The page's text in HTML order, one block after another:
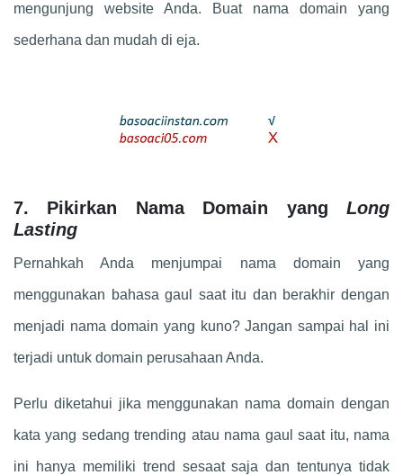
mengunjung website Anda. Buat nama domain yang
sederhana dan mudah di eja.
7. Pikirkan Nama Domain yang Long
Lasting
Pernahkah Anda menjumpai nama domain yang
menggunakan bahasa gaul saat itu dan berakhir dengan
menjadi nama domain yang kuno? Jangan sampai hal ini
terjadi untuk domain perusahaan Anda.
Perlu diketahui jika menggunakan nama domain dengan
kata yang sedang trending atau nama gaul saat itu, nama
ini hanya memiliki trend sesaat saja dan tentunya tidak